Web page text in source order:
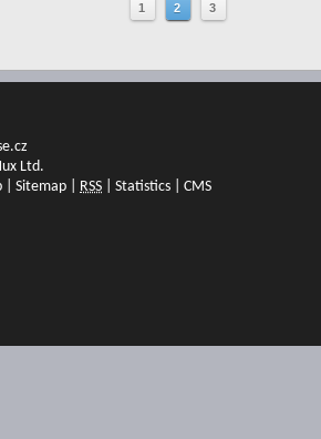
1 2 3
Ltd.
Sitemap RSS Statistics CMS